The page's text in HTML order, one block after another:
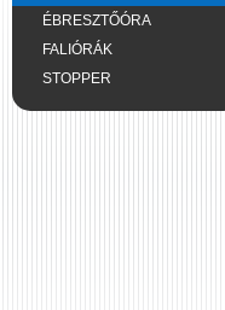
ÉBRESZTŐÓRA
FALIÓRÁK
STOPPER